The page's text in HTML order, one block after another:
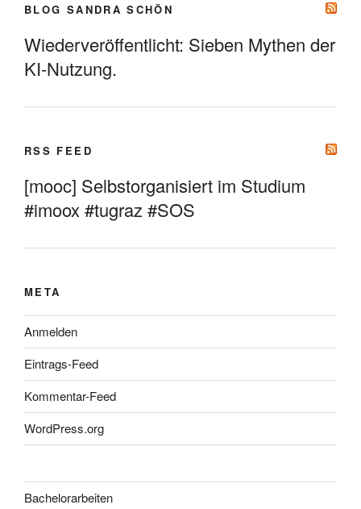
BLOG SANDRA SCHÖN
Wiederveröffentlicht: Sieben Mythen der
KI-Nutzung.
RSS FEED
[mooc] Selbstorganisiert im Studium
#imoox #tugraz #SOS
META
Anmelden
Eintrags-Feed
Kommentar-Feed
WordPress.org
Bachelorarbeiten